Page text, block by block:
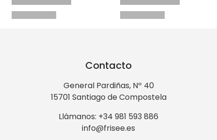
Contacto
General Pardiñas, Nº 40
15701 Santiago de Compostela
Llámanos: +34 981 593 886
info@frisee.es